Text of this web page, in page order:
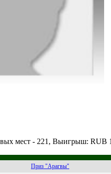
мест - 221, Выигрыш: RUB
Приз "Арагвы"